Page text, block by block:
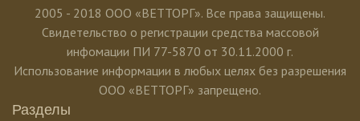
2005 - 2018 ООО «ВЕТТОРГ». Все права защищены.
Свидетельство о регистрации средства массовой
инфомации ПИ 77-5870 от 30.11.2000 г.
Использование информации в любых целях без разрешения
ООО «ВЕТТОРГ» запрещено.
Разделы